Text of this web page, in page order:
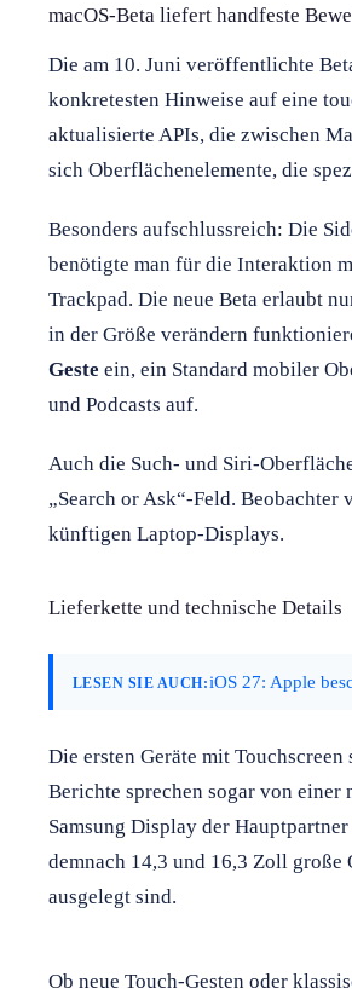
macOS-Beta liefert handfeste
Die am 10. Juni veröffentlichte
konkretesten Hinweise auf eine
aktualisierte APIs, die zwischen
sich Oberflächenelemente, die
Besonders aufschlussreich: Die
benötigte man für die Interaktion
Trackpad. Die neue Beta erlaubt
in der Größe verändern
Geste ein, ein Standard mobiler
und Podcasts auf.
Auch die Such- und Siri-
„Search or Ask“-Feld.
künftigen Laptop-Displays.
Lieferkette und technische Details
LESEN SIE AUCH:iOS 27: Apple
Die ersten Geräte mit
Berichte sprechen sogar von einer
Samsung Display der
demnach 14,3 und 16,3 Zoll
ausgelegt sind.
Ob neue Touch-Gesten oder